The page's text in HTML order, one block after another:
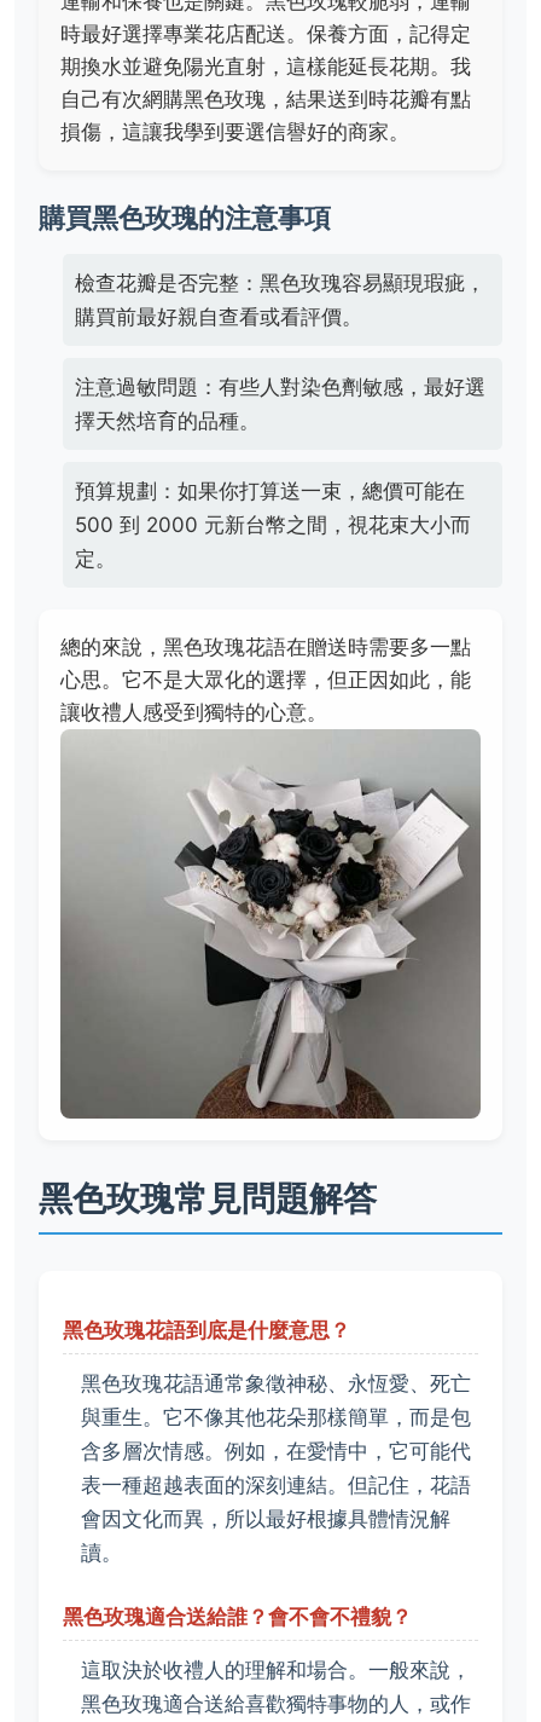
時最好選擇專業花店配送。保養方面，記得定
期換水並避免陽光直射，這樣能延長花期。我
自己有次網購黑色玫瑰，結果送到時花瓣有點
損傷，這讓我學到要選信譽好的商家。
購買黑色玫瑰的注意事項
檢查花瓣是否完整：黑色玫瑰容易顯現瑕疵，
購買前最好親自查看或看評價。
注意過敏問題：有些人對染色劑敏感，最好選
擇天然培育的品種。
預算規劃：如果你打算送一束，總價可能在
500 到 2000 元新台幣之間，視花束大小而
定。
總的來說，黑色玫瑰花語在贈送時需要多一點
心思。它不是大眾化的選擇，但正因如此，能
讓收禮人感受到獨特的心意。
黑色玫瑰常見問題解答
黑色玫瑰花語到底是什麼意思？
黑色玫瑰花語通常象徵神秘、永恆愛、死亡
與重生。它不像其他花朵那樣簡單，而是包
含多層次情感。例如，在愛情中，它可能代
表一種超越表面的深刻連結。但記住，花語
會因文化而異，所以最好根據具體情況解
讀。
黑色玫瑰適合送給誰？會不會不禮貌？
這取決於收禮人的理解和場合。一般來說，
黑色玫瑰適合送給喜歡獨特事物的人，或作